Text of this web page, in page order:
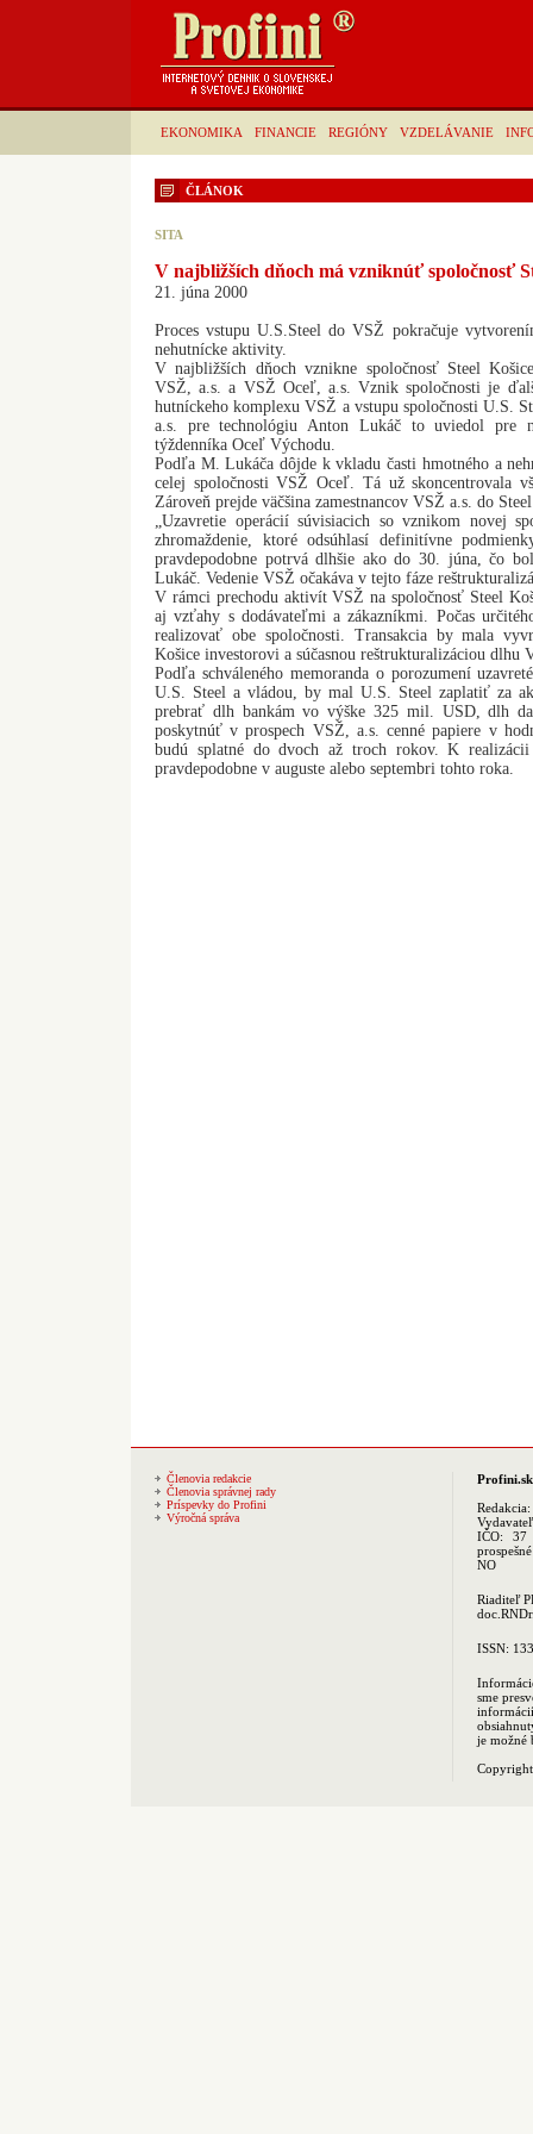
EKONOMIKA FINANCIE REGIÓNY VZDELÁVANIE
ČLÁNOK
SITA
V najbližších dňoch má vzniknúť spoločnosť
21. júna 2000
Proces vstupu U.S.Steel do VSŽ pokračuje
nehutnícke aktivity.
V najbližších dňoch vznikne spoločnosť Steel
VSŽ, a.s. a VSŽ Oceľ, a.s. Vznik spoločnosti je
hutníckeho komplexu VSŽ a vstupu spoločnosti U.S.
a.s. pre technológiu Anton Lukáč to uviedol pre
týždenníka Oceľ Východu.
Podľa M. Lukáča dôjde k vkladu časti hmotného a
celej spoločnosti VSŽ Oceľ. Tá už skoncentrovala
Zároveň prejde väčšina zamestnancov VSŽ a.s. do
„Uzavretie operácií súvisiacich so vznikom novej
zhromaždenie, ktoré odsúhlasí definitívne
pravdepodobne potrvá dlhšie ako do 30. júna, čo
Lukáč. Vedenie VSŽ očakáva v tejto fáze
V rámci prechodu aktivít VSŽ na spoločnosť Steel
aj vzťahy s dodávateľmi a zákazníkmi. Počas
realizovať obe spoločnosti. Transakcia by mala
Košice investorovi a súčasnou reštrukturalizáciou dlhu
Podľa schváleného memoranda o porozumení
U.S. Steel a vládou, by mal U.S. Steel zaplatiť za
prebrať dlh bankám vo výške 325 mil. USD, dlh
poskytnúť v prospech VSŽ, a.s. cenné papiere v
budú splatné do dvoch až troch rokov. K
pravdepodobne v auguste alebo septembri tohto roka.
Členovia redakcie
Členovia správnej rady
Príspevky do Profini
Výročná správa
Profini.sk
Redakcia:
IČO: 37
NO
Riaditeľ
ISSN:
sme
je možné